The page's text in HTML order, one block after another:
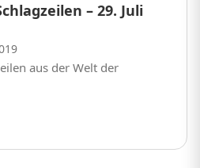
– 29. Juli
aus der Welt der